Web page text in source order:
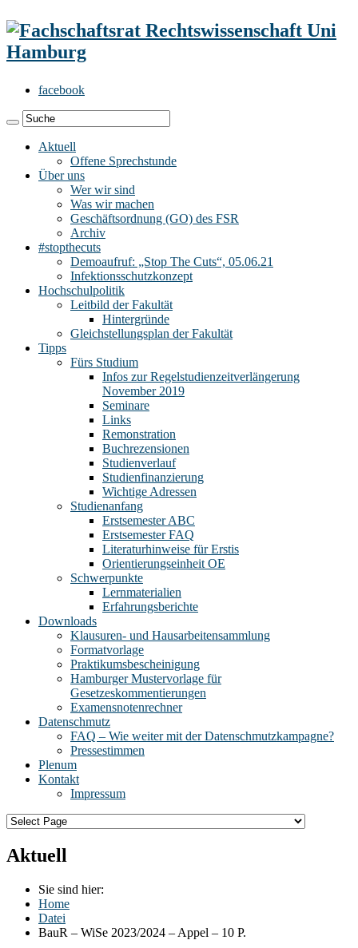
facebook
Aktuell
Offene Sprechstunde
Über uns
Wer wir sind
Was wir machen
Geschäftsordnung (GO) des FSR
Archiv
#stopthecuts
Demoaufruf: „Stop The Cuts“, 05.06.21
Infektionsschutzkonzept
Hochschulpolitik
Leitbild der Fakultät
Hintergründe
Gleichstellungsplan der Fakultät
Tipps
Fürs Studium
Infos zur Regelstudienzeitverlängerung
November 2019
Seminare
Links
Remonstration
Buchrezensionen
Studienverlauf
Studienfinanzierung
Wichtige Adressen
Studienanfang
Erstsemester ABC
Erstsemester FAQ
Literaturhinweise für Erstis
Orientierungseinheit OE
Schwerpunkte
Lernmaterialien
Erfahrungsberichte
Downloads
Klausuren- und Hausarbeitensammlung
Formatvorlage
Praktikumsbescheinigung
Hamburger Mustervorlage für
Gesetzeskommentierungen
Examensnotenrechner
Datenschmutz
FAQ – Wie weiter mit der Datenschmutzkampagne?
Pressestimmen
Plenum
Kontakt
Impressum
Aktuell
Sie sind hier:
Home
Datei
BauR – WiSe 2023/2024 – Appel – 10 P.